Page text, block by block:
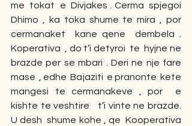
me  tokat  e  Divjakes . Cerma  spjegoi
Dhimo , ka toka shume te mira , por
cermanaket  kane qene  dembela .
Koperativa  , do t’i detyroi  te  hyjne ne
brazde per se mbari . Deri ne nje fare
mase  , edhe  Bajaziti  e pranonte  kete
mangesi te cermanakeve , por  e
kishte te veshtire   t’i vinte ne brazde.
U desh  shume kohe , qe  Kooperativa